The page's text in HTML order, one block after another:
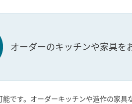
オーダーのキッチンや家具を
能です。オーダーキッチンや造作の家